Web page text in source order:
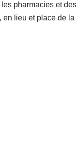
pharmacies et
lieu et place de